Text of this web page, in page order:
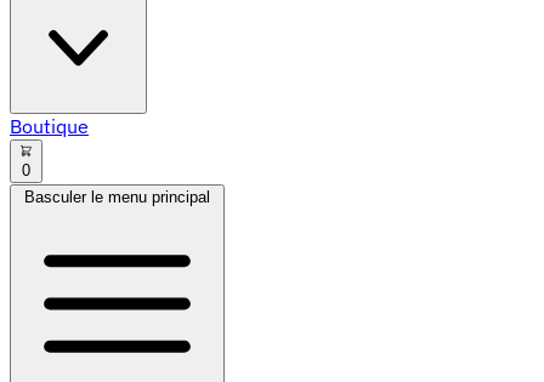
Boutique
0
Basculer le menu principal